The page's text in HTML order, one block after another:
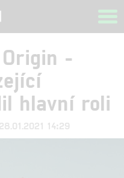
-
hlavní roli
, 28.01.2021 14:29